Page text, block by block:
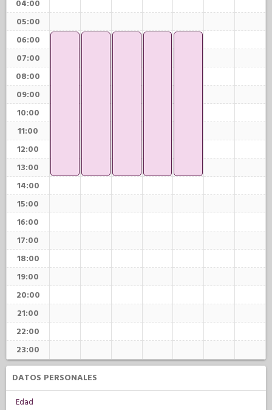
04:00
05:00
06:00
07:00
08:00
09:00
10:00
11:00
12:00
13:00
14:00
15:00
16:00
17:00
18:00
19:00
20:00
21:00
22:00
23:00
DATOS PERSONALES
Edad